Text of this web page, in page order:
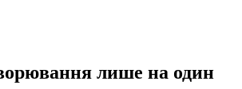
лише на один